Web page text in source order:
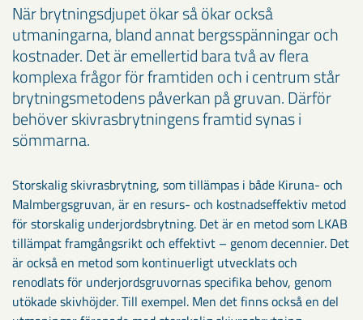
När brytningsdjupet ökar så ökar också
utmaningarna, bland annat bergsspänningar och
kostnader. Det är emellertid bara två av flera
komplexa frågor för framtiden och i centrum står
brytningsmetodens påverkan på gruvan. Därför
behöver skivrasbrytningens framtid synas i
sömmarna.
Storskalig skivrasbrytning, som tillämpas i både Kiruna- och
Malmbergsgruvan, är en resurs- och kostnadseffektiv metod
för storskalig underjordsbrytning. Det är en metod som LKAB
tillämpat framgångsrikt och effektivt – genom decennier. Det
är också en metod som kontinuerligt utvecklats och
renodlats för underjordsgruvornas specifika behov, genom
utökade skivhöjder. Till exempel. Men det finns också en del